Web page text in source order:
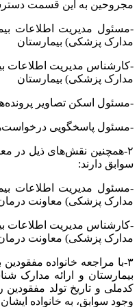
مجروحین به این قسمت
-مسئول مدیریت اطلاعات
مدارک پزشکی) بیمارستان
-کارشناس مدیریت اطلاعات
مدارک پزشکی) بیمارستان
-مسئول اسکن تصاویر
-مسئول پاسخگویی
۲-همچنین نقش‌های ذیل در
سوابق دارند:
-مسئول مدیریت اطلاعات
مدارک پزشکی) معاونت درمان
-کارشناس مدیریت اطلاعات
مدارک پزشکی) معاونت درمان
۳-با مراجعه خانواده
بیمارستان و ارائه مدارک
کدملی و تاریخ تولد
وجود سوابق، به خانواده ایشان